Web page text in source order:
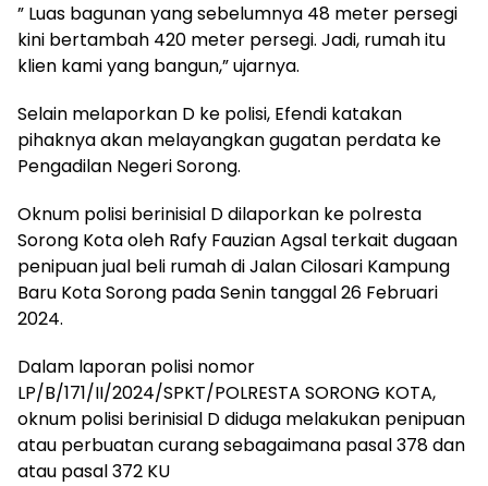
” Luas bagunan yang sebelumnya 48 meter persegi
kini bertambah 420 meter persegi. Jadi, rumah itu
klien kami yang bangun,” ujarnya.
Selain melaporkan D ke polisi, Efendi katakan
pihaknya akan melayangkan gugatan perdata ke
Pengadilan Negeri Sorong.
Oknum polisi berinisial D dilaporkan ke polresta
Sorong Kota oleh Rafy Fauzian Agsal terkait dugaan
penipuan jual beli rumah di Jalan Cilosari Kampung
Baru Kota Sorong pada Senin tanggal 26 Februari
2024.
Dalam laporan polisi nomor
LP/B/171/II/2024/SPKT/POLRESTA SORONG KOTA,
oknum polisi berinisial D diduga melakukan penipuan
atau perbuatan curang sebagaimana pasal 378 dan
atau pasal 372 KU